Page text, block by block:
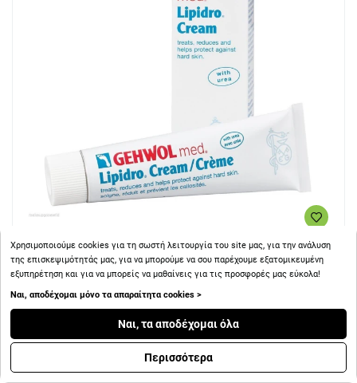
+ 10 Πόντοι
GEHWOL med Lipidro Cream 75ml
Χρησιμοποιούμε cookies για τη σωστή λειτουργία του site μας, για την ανάλυση
της επισκεψιμότητάς μας, για να μπορούμε να σου παρέχουμε εξατομικευμένη
εξυπηρέτηση και για να μπορείς να μαθαίνεις για τις προσφορές μας εύκολα!
Ναι, αποδέχομαι μόνο τα απαραίτητα cookies >
Ναι, τα αποδέχομαι όλα
Περισσότερα